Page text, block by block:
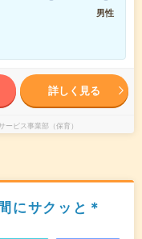
男性
詳しく見る
ビス事業部（保育）
にサクッと＊